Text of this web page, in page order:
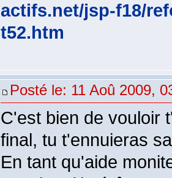
actifs.net/jsp-f18/
t52.htm
Posté le: 11 Aoû 2009,
C'est bien de vouloir
final, tu t'ennuieras
En tant qu'aide